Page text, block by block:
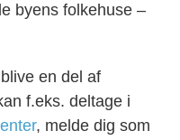
byens folkehuse –
en del af
f.eks. deltage i
, melde dig som